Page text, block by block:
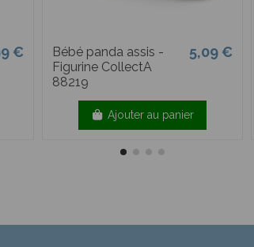
€
Bébé panda assis -
Figurine CollectA
88219
5,09 €
Ajouter au panier